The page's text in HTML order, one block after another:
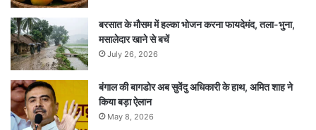
बरसात के मौसम में हल्का भोजन करना फायदेमंद, तला-भुना,
मसालेदार खाने से बचें
July 26, 2026
बंगाल की बागडोर अब सुवेंदु अधिकारी के हाथ, अमित शाह ने
किया बड़ा ऐलान
May 8, 2026